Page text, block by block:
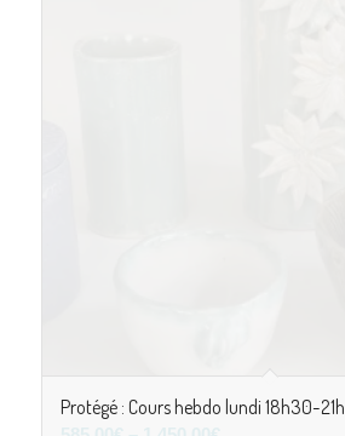
Protégé : Cours hebdo lundi 18h30-21h